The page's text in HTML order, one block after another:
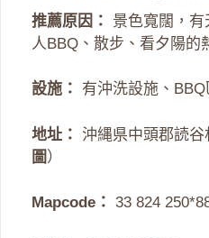
推薦原因：
景色寬闊，
人BBQ、散步、看夕陽的
設施： 有沖洗設施、BBQ
地址： 沖縄県中頭郡読谷
圖）
Mapcode： 33 824